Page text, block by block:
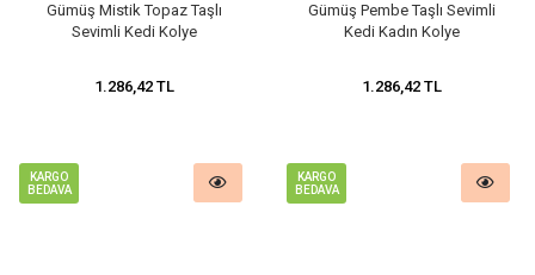
Gümüş Mistik Topaz Taşlı
Sevimli Kedi Kolye
1.286,42 TL
Gümüş Pembe Taşlı Sevimli
Kedi Kadın Kolye
1.286,42 TL
KARGO
BEDAVA
KARGO
BEDAVA